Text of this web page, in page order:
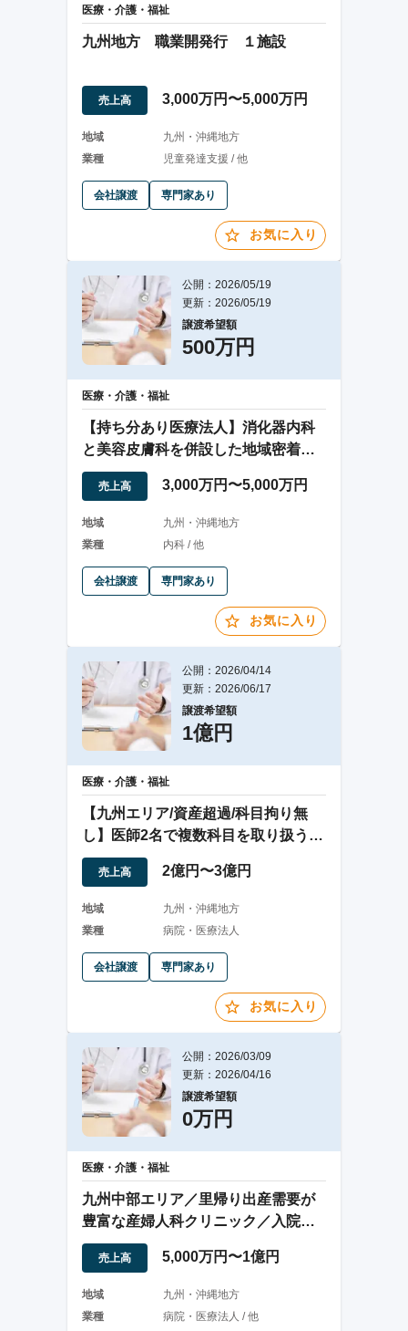
医療・介護・福祉
九州地方 職業開発行 １施設
売上高 3,000万円〜5,000万円
地域
九州・沖縄地方
業種
児童発達支援 / 他
会社譲渡 専門家あり
お気に入り
公開：2026/05/19
更新：2026/05/19
譲渡希望額
500万円
医療・介護・福祉
【持ち分あり医療法人】消化器内科
と美容皮膚科を併設した地域密着型
クリニック
売上高 3,000万円〜5,000万円
地域
九州・沖縄地方
業種
内科 / 他
会社譲渡 専門家あり
お気に入り
公開：2026/04/14
更新：2026/06/17
譲渡希望額
1億円
医療・介護・福祉
【九州エリア/資産超過/科目拘り無
し】医師2名で複数科目を取り扱う医
療法人
売上高 2億円〜3億円
地域
九州・沖縄地方
業種
病院・医療法人
会社譲渡 専門家あり
お気に入り
公開：2026/03/09
更新：2026/04/16
譲渡希望額
0万円
医療・介護・福祉
九州中部エリア／里帰り出産需要が
豊富な産婦人科クリニック／入院設
備完備
売上高 5,000万円〜1億円
地域
九州・沖縄地方
業種
病院・医療法人 / 他